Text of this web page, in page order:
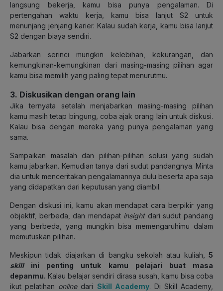
langsung bekerja, kamu bisa punya pengalaman. Di
pertengahan waktu kerja, kamu bisa lanjut S2 untuk
menunjang jenjang karier. Kalau sudah kerja, kamu bisa lanjut
S2 dengan biaya sendiri.
Jabarkan serinci mungkin kelebihan, kekurangan, dan
kemungkinan-kemungkinan dari masing-masing pilihan agar
kamu bisa memilih yang paling tepat menurutmu.
3. Diskusikan dengan orang lain
Jika ternyata setelah menjabarkan masing-masing pilihan
kamu masih tetap bingung, coba ajak orang lain untuk diskusi.
Kalau bisa dengan mereka yang punya pengalaman yang
sama.
Sampaikan masalah dan pilihan-pilihan solusi yang sudah
kamu jabarkan. Kemudian tanya dari sudut pandangnya. Minta
dia untuk menceritakan pengalamannya dulu beserta apa saja
yang didapatkan dari keputusan yang diambil.
Dengan diskusi ini, kamu akan mendapat cara berpikir yang
objektif, berbeda, dan mendapat insightdari sudut pandang
yang berbeda, yang mungkin bisa memengaruhimu dalam
memutuskan pilihan.
Meskipun tidak diajarkan di bangku sekolah atau kuliah, 5
skill ini penting untuk kamu pelajari buat masa
depanmu. Kalau belajar sendiri dirasa susah, kamu bisa coba
ikut pelatihan onlinedari Skill Academy. Di Skill Academy,